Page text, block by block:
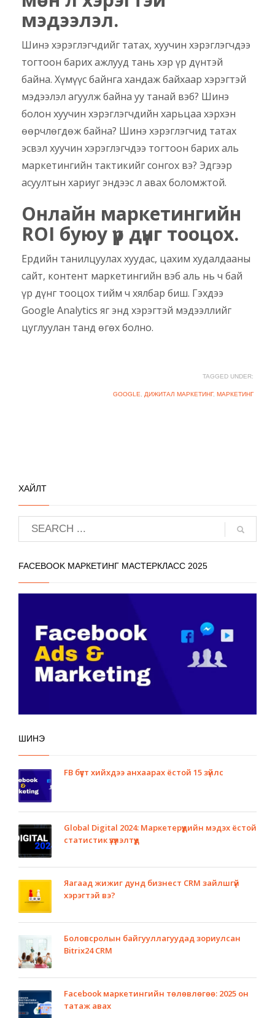
мэдээлэл.
Шинэ хэрэглэгчдийг татах, хуучин хэрэглэгчдээ
тогтоон барих ажлууд тань хэр үр дүнтэй
байна. Хүмүүс байнга хандаж байхаар хэрэгтэй
мэдээлэл агуулж байна уу танай вэб? Шинэ
болон хуучин хэрэглэгчдийн харьцаа хэрхэн
өөрчлөгдөж байна? Шинэ хэрэглэгчид татах
эсвэл хуучин хэрэглэгчдээ тогтоон барих аль
маркетингийн тактикийг сонгох вэ? Эдгээр
асуултын хариуг эндээс л авах боломжтой.
Онлайн маркетингийн
ROI буюу үр дүнг тооцох.
Ердийн танилцуулах хуудас, цахим худалдааны
сайт, контент маркетингийн вэб аль нь ч бай
үр дүнг тооцох тийм ч хялбар биш. Гэхдээ
Google Analytics яг энд хэрэгтэй мэдээллийг
цуглуулан танд өгөх болно.
TAGGED UNDER:
GOOGLE, ДИЖИТАЛ МАРКЕТИНГ, МАРКЕТИНГ
ХАЙЛТ
FACEBOOK МАРКЕТИНГ МАСТЕРКЛАСС 2025
ШИНЭ
FB бүүст хийхдээ анхаарах ёстой 15 зүйлс
Global Digital 2024: Маркетерүүдийн мэдэх ёстой
статистик үзүүлэлтүүд
Яагаад жижиг дунд бизнест CRM зайлшгүй
хэрэгтэй вэ?
Боловсролын байгууллагуудад зориулсан
Bitrix24 CRM
Facebook маркетингийн төлөвлөгөө: 2025 он
татаж авах